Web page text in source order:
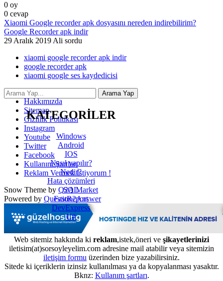
0 oy
0 cevap
Xiaomi Google recorder apk dosyasını nereden indirebilirim?
Google Recorder apk indir
29 Aralık 2019 Ali sordu
xiaomi google recorder apk indir
google recorder apk
xiaomi google ses kaydedicisi
KATEGORİLER
Windows
Android
IOS
Nasıl yapılır?
Nedir?
Hata çözümleri
SQL
FastReport
DevExpress
C#
İletişim
Hakkımızda
Sitemap
Gizlilik Politikası
Instagram
Youtube
Twitter
Facebook
Kullanım Şartları
Reklam Vermek İstiyorum !
Snow Theme by Q2A Market
Powered by Question2Answer
Web sitemiz hakkında ki reklam,istek,öneri ve şikayetlerinizi
iletisim(at)sorsoyleyelim.com adresine mail atabilir veya sitemizin
iletişim formu üzerinden bize yazabilirsiniz.
Sitede ki içeriklerin izinsiz kullanılması ya da kopyalanması yasaktır.
Bknz: Kullanım şartları.